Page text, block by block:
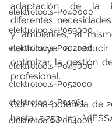
elektrotools-P040000
elektrotools-P059000
elektrotools-P002000
elektrotools-P045000
elektrotools-P052000
elektrotools-P01961
elektrotools-P064000
adaptación de la
diferentes
y ambientes, al
contribuye a reducir
optimizar la gestión
profesional.
Con una potencia de
hasta 2.253 lm,